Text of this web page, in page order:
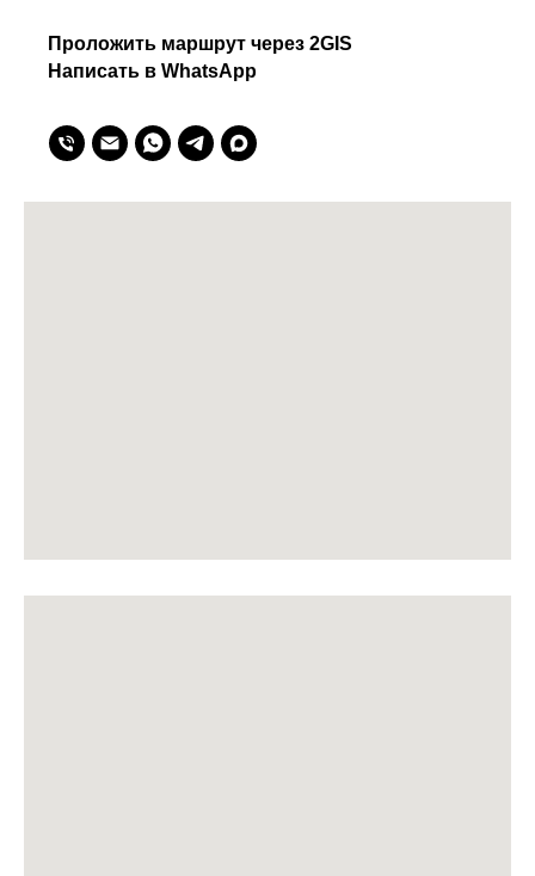
Проложить маршрут через 2GIS
Написать в WhatsApp